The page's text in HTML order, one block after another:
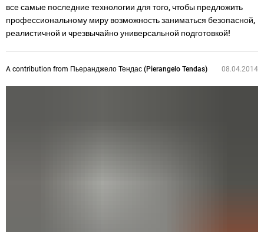
все самые последние технологии для того, чтобы предложить
профессиональному миру возможность заниматься безопасной,
реалистичной и чрезвычайно универсальной подготовкой!
A contribution from Пьеранджело Тендас (Pierangelo Tendas) 08.04.2014